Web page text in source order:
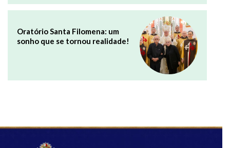
Oratório Santa Filomena: um
sonho que se tornou realidade!